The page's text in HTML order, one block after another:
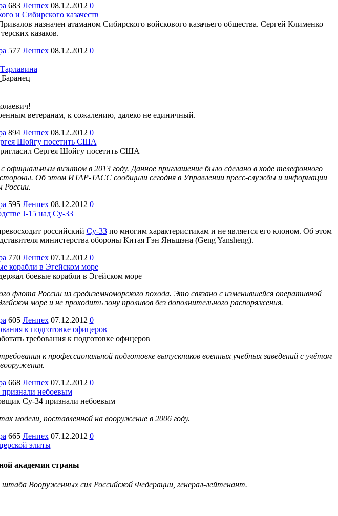
683 Ленпех 08.12.2012 0
и Сибирского казачеств
назначен атаманом Сибирского войскового казачьего общества. Сергей Клименко
казаков.
577 Ленпех 08.12.2012 0
ветеранам, к сожалению, далеко не единичный.
894 Ленпех 08.12.2012 0
Шойгу посетить США
визитом в 2013 году. Данное приглашение было сделано в ходе телефонного
стороны. Об этом ИТАР-ТАСС сообщили сегодня в Управлении пресс-службы и информации
России.
595 Ленпех 08.12.2012 0
J-15 над Су-33
российский Су-33по многим характеристикам и не является его клоном. Об этом
министерства обороны Китая Гэн Яньшэна (Geng Yansheng).
770 Ленпех 07.12.2012 0
корабли в Эгейском море
флота России из средиземноморского похода. Это связано с изменившейся оперативной
море и не проходить зону проливов без дополнительного распоряжения.
605 Ленпех 07.12.2012 0
к подготовке офицеров
к профессиональной подготовке выпускников военных учебных заведений с учётом
668 Ленпех 07.12.2012 0
небоевым
модели, поставленной на вооружение в 2006 году.
665 Ленпех 07.12.2012 0
элиты
академии страны
Вооруженных сил Российской Федерации, генерал-лейтенант.